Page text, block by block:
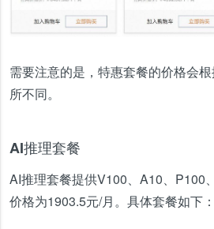
需要注意的是，特惠套餐的价格会
所不同。
AI推理套餐
AI推理套餐提供V100、A10、P100
价格为1903.5元/月。具体套餐如下：